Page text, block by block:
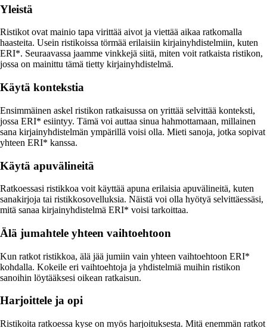
Yleistä
Ristikot ovat mainio tapa virittää aivot ja viettää aikaa ratkomalla
haasteita. Usein ristikoissa törmää erilaisiin kirjainyhdistelmiin, kuten
ERI*. Seuraavassa jaamme vinkkejä siitä, miten voit ratkaista ristikon,
jossa on mainittu tämä tietty kirjainyhdistelmä.
Käytä kontekstia
Ensimmäinen askel ristikon ratkaisussa on yrittää selvittää konteksti,
jossa ERI* esiintyy. Tämä voi auttaa sinua hahmottamaan, millainen
sana kirjainyhdistelmän ympärillä voisi olla. Mieti sanoja, jotka sopivat
yhteen ERI* kanssa.
Käytä apuvälineitä
Ratkoessasi ristikkoa voit käyttää apuna erilaisia apuvälineitä, kuten
sanakirjoja tai ristikkosovelluksia. Näistä voi olla hyötyä selvittäessäsi,
mitä sanaa kirjainyhdistelmä ERI* voisi tarkoittaa.
Älä jumahtele yhteen vaihtoehtoon
Kun ratkot ristikkoa, älä jää jumiin vain yhteen vaihtoehtoon ERI*
kohdalla. Kokeile eri vaihtoehtoja ja yhdistelmiä muihin ristikon
sanoihin löytääksesi oikean ratkaisun.
Harjoittele ja opi
Ristikoita ratkoessa kyse on myös harjoituksesta. Mitä enemmän ratkot